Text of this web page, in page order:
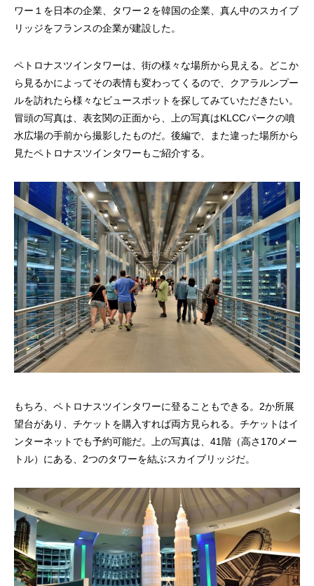
ワー１を日本の企業、タワー２を韓国の企業、真ん中のスカイブ
リッジをフランスの企業が建設した。
ペトロナスツインタワーは、街の様々な場所から見える。どこか
ら見るかによってその表情も変わってくるので、クアラルンプー
ルを訪れたら様々なビュースポットを探してみていただきたい。
冒頭の写真は、表玄関の正面から、上の写真はKLCCパークの噴
水広場の手前から撮影したものだ。後編で、また違った場所から
見たペトロナスツインタワーもご紹介する。
もちろ、ペトロナスツインタワーに登ることもできる。2か所展
望台があり、チケットを購入すれば両方見られる。チケットはイ
ンターネットでも予約可能だ。上の写真は、41階（高さ170メー
トル）にある、2つのタワーを結ぶスカイブリッジだ。